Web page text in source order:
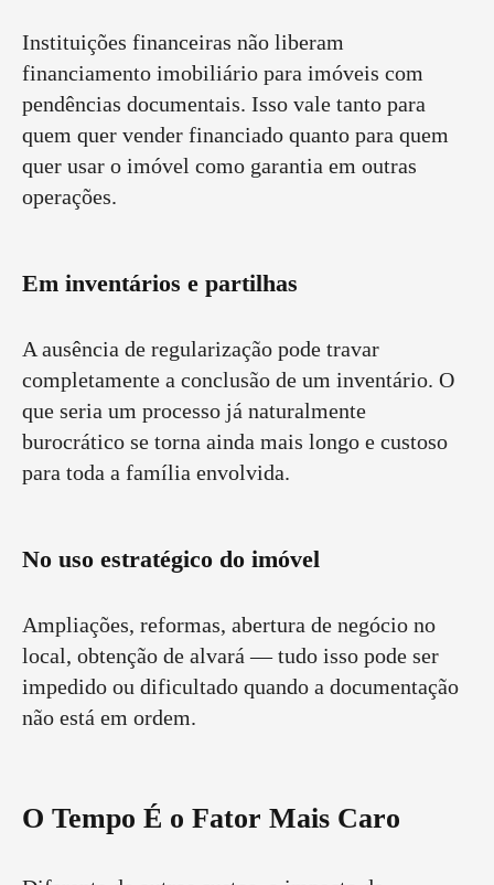
Instituições financeiras não liberam
financiamento imobiliário para imóveis com
pendências documentais. Isso vale tanto para
quem quer vender financiado quanto para quem
quer usar o imóvel como garantia em outras
operações.
Em inventários e partilhas
A ausência de regularização pode travar
completamente a conclusão de um inventário. O
que seria um processo já naturalmente
burocrático se torna ainda mais longo e custoso
para toda a família envolvida.
No uso estratégico do imóvel
Ampliações, reformas, abertura de negócio no
local, obtenção de alvará — tudo isso pode ser
impedido ou dificultado quando a documentação
não está em ordem.
O Tempo É o Fator Mais Caro